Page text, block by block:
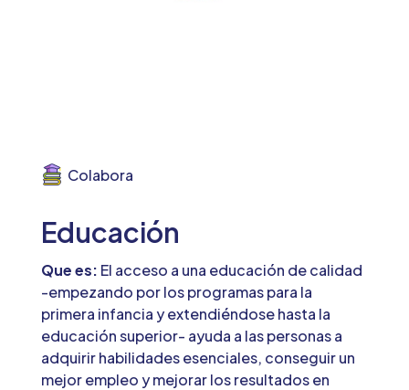
Colabora
Educación
Que es: El acceso a una educación de calidad
-empezando por los programas para la
primera infancia y extendiéndose hasta la
educación superior- ayuda a las personas a
adquirir habilidades esenciales, conseguir un
mejor empleo y mejorar los resultados en